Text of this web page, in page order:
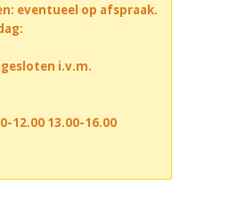
eventueel op afspraak.
gesloten i.v.m.
12.00 13.00-16.00